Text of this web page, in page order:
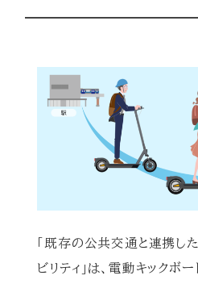
「既存の公共交通と連携し
ビリティ」は、電動キックボ